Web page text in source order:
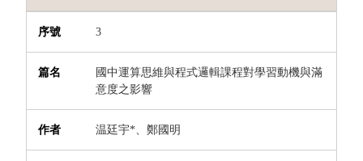
3
國中運算思維與程式邏輯課程對學習動機與滿
意度之影響
温廷宇*、鄭國明